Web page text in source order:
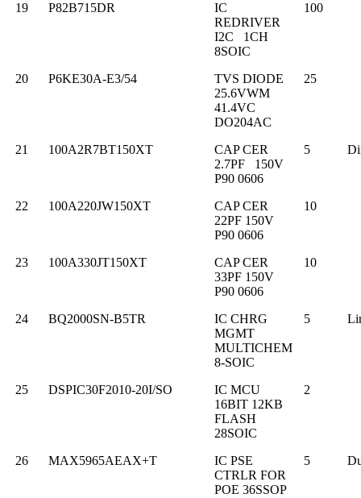
19 P82B715DR
IC
REDRIVER
I2C 1CH
8SOIC
100
20 P6KE30A-E3/54
TVS DIODE
25.6VWM
41.4VC
DO204AC
25
21 100A2R7BT150XT
CAP CER
2.7PF 150V
P90 0606
5
22 100A220JW150XT
CAP CER
22PF 150V
P90 0606
10
23 100A330JT150XT
CAP CER
33PF 150V
P90 0606
10
24 BQ2000SN-B5TR
IC CHRG
MGMT
MULTICHEM
8-SOIC
5
25 DSPIC30F2010-20I/SO
IC MCU
16BIT 12KB
FLASH
28SOIC
2
26 MAX5965AEAX+T
IC PSE
CTRLR FOR
POE 36SSOP
5